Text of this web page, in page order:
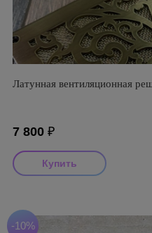
Латунная вентиляционная
7 800 ₽
-10%